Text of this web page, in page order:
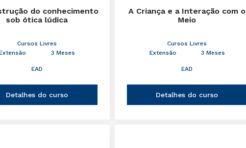
do conhecimento
sob ótica lúdica
Cursos Livres
3 Meses
EAD
Detalhes do curso
A Criança e a Interação com o
Meio
Cursos Livres
Extensão
3 Meses
EAD
Detalhes do curso